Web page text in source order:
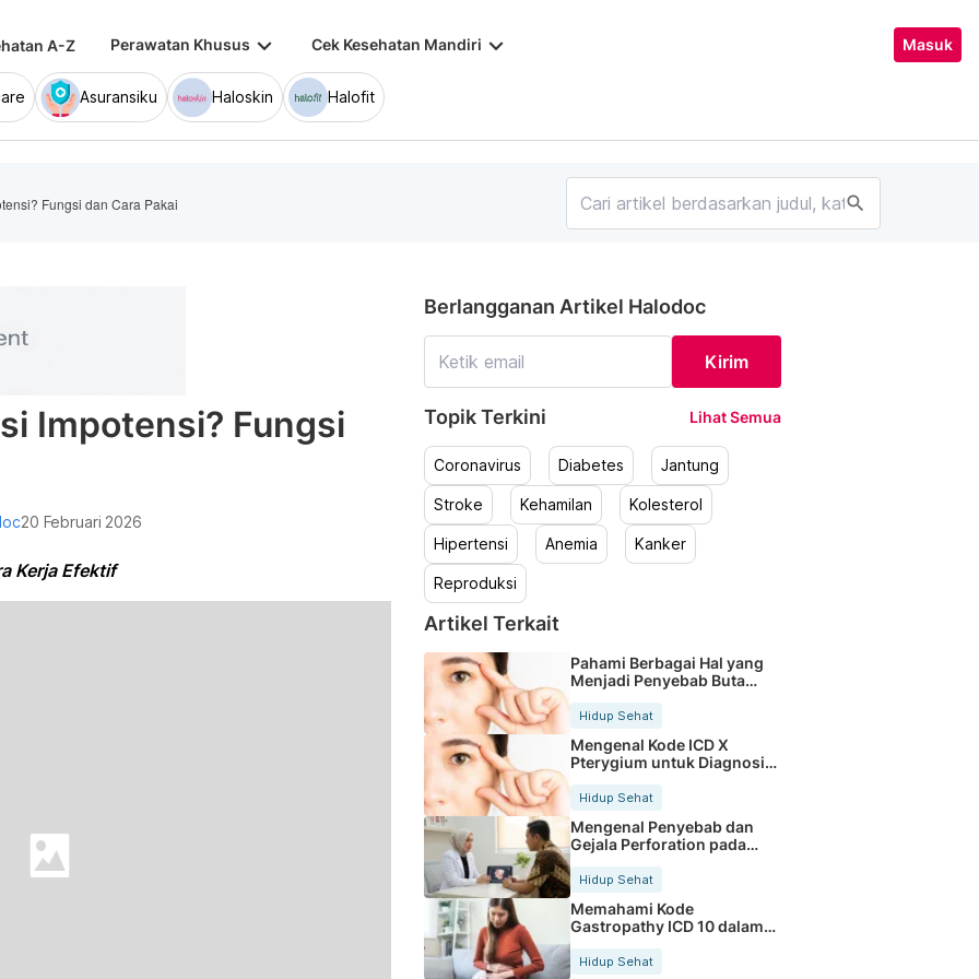
A-Z Perawatan Khusus keyboard_arrow_down Cek Kesehatan Mandiri keyboard_arrow_down Masuk
Asuransiku Haloskin Halofit
Fungsi dan Cara Pakai search
Impotensi? Fungsi
20 Februari 2026
Kerja Efektif
Berlangganan Artikel Halodoc
Kirim
Topik Terkini Lihat Semua
Coronavirus Diabetes Jantung
Stroke Kehamilan Kolesterol
Hipertensi Anemia Kanker
Reproduksi
Artikel Terkait
Pahami Berbagai Hal yang
Menjadi Penyebab Buta
Hidup Sehat
Mengenal Kode ICD X
Pterygium untuk Diagnosis
Hidup Sehat
Mengenal Penyebab dan
Gejala Perforation pada
Tubuh
Hidup Sehat
Memahami Kode
Gastropathy ICD 10 dalam
Rekam Medis Pasien
Hidup Sehat